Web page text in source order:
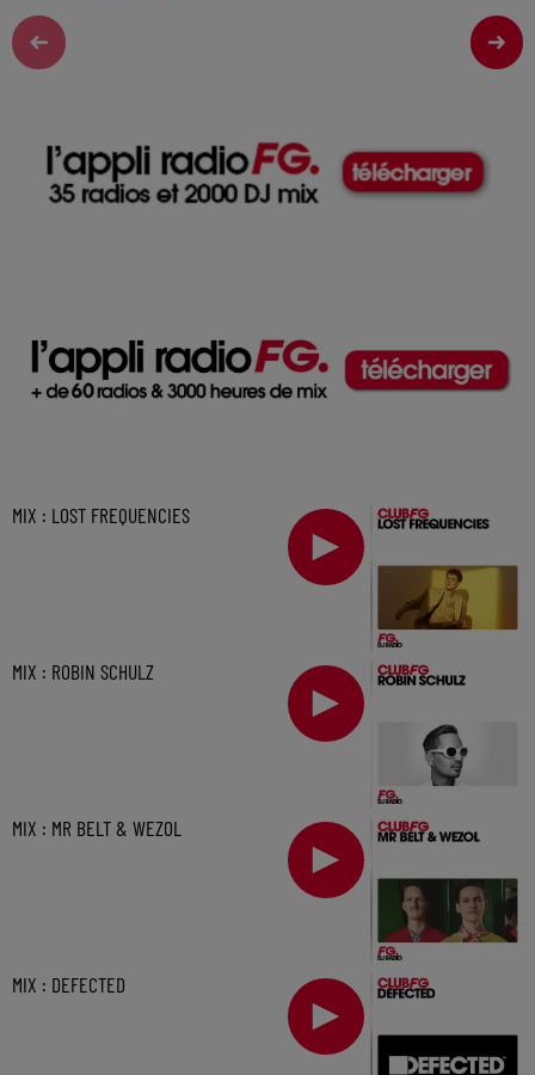
MIX : LOST FREQUENCIES
MIX : ROBIN SCHULZ
MIX : MR BELT & WEZOL
MIX : DEFECTED